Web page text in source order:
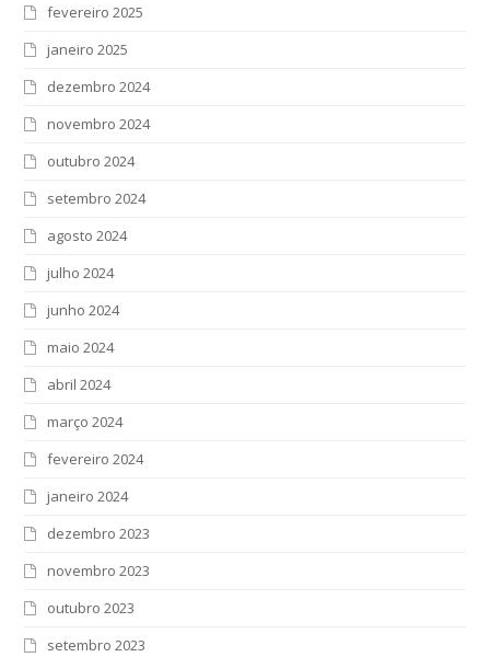
fevereiro 2025
janeiro 2025
dezembro 2024
novembro 2024
outubro 2024
setembro 2024
agosto 2024
julho 2024
junho 2024
maio 2024
abril 2024
março 2024
fevereiro 2024
janeiro 2024
dezembro 2023
novembro 2023
outubro 2023
setembro 2023